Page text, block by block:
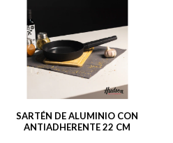
SARTÉN DE ALUMINIO CON
ANTIADHERENTE 22 CM